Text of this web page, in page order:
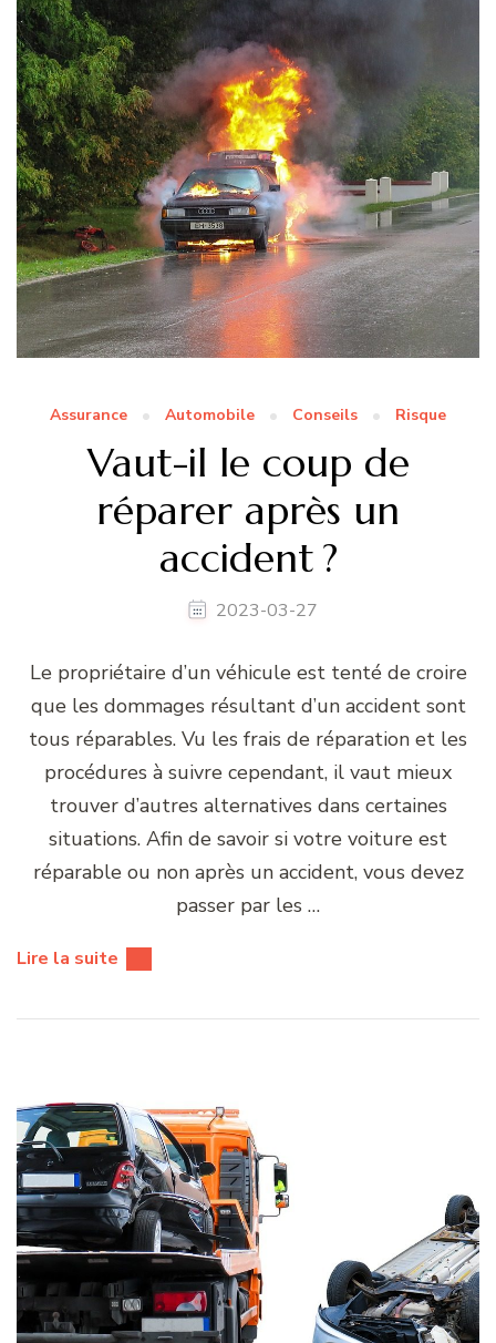
Assurance Automobile Conseils Risque
Vaut-il le coup de
réparer après un
accident ?
2023-03-27
Le propriétaire d’un véhicule est tenté de croire
que les dommages résultant d’un accident sont
tous réparables. Vu les frais de réparation et les
procédures à suivre cependant, il vaut mieux
trouver d’autres alternatives dans certaines
situations. Afin de savoir si votre voiture est
réparable ou non après un accident, vous devez
passer par les …
Lire la suite